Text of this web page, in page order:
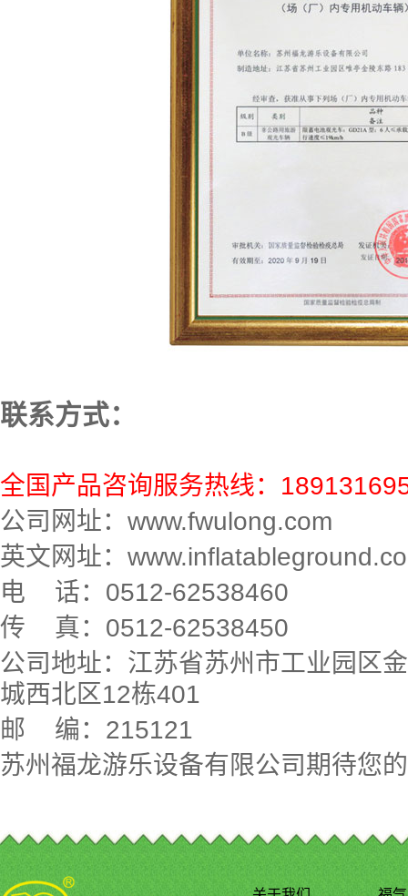
联系方式：
全国产品咨询服务热线：
公司网址：www.fwulong.com
英文网址：
电 话：0512-62538460
传 真：0512-62538450
公司地址：江苏省苏州市工业园区
城西北区12栋401
邮 编：215121
苏州福龙游乐设备有限公司期待您